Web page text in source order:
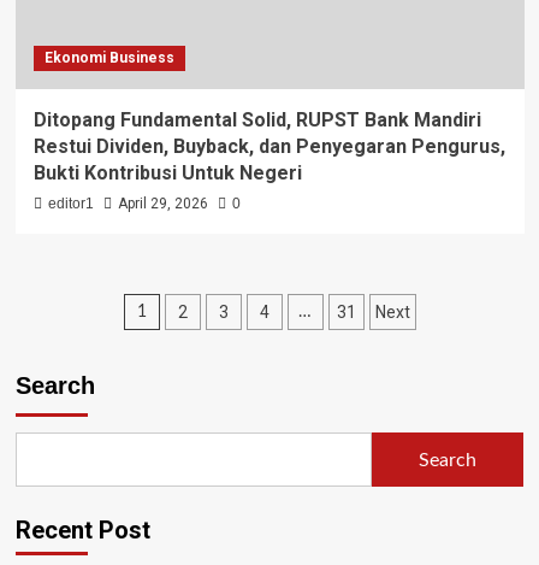
Ekonomi Business
Ditopang Fundamental Solid, RUPST Bank Mandiri
Restui Dividen, Buyback, dan Penyegaran Pengurus,
Bukti Kontribusi Untuk Negeri
editor1 April 29, 2026 0
1 2 3 4 … 31 Next
Search
Search
Recent Post